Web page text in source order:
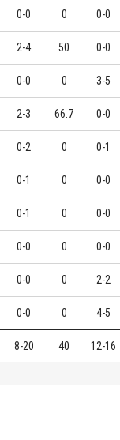
0-0 0 0-0
2-4 50 0-0
0-0 0 3-5
2-3 66.7 0-0
0-2 0 0-1
0-1 0 0-0
0-1 0 0-0
0-0 0 0-0
0-0 0 2-2
0-0 0 4-5
8-20 40 12-16